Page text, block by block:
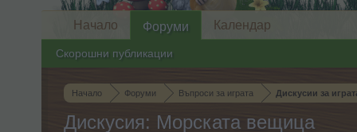
Начало Форуми Въпроси за играта Дискусии за
Дискусия: Морската вещица
Начало Форуми
Скорошни публикации
Календар